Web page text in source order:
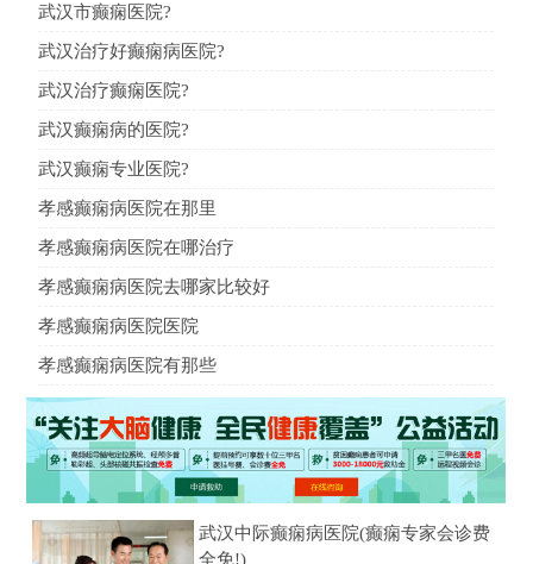
武汉市癫痫医院?
武汉治疗好癫痫病医院?
武汉治疗癫痫医院?
武汉癫痫病的医院?
武汉癫痫专业医院?
孝感癫痫病医院在那里
孝感癫痫病医院在哪治疗
孝感癫痫病医院去哪家比较好
孝感癫痫病医院医院
孝感癫痫病医院有那些
武汉中际癫痫病医院(癫痫专家会诊费
全免!)